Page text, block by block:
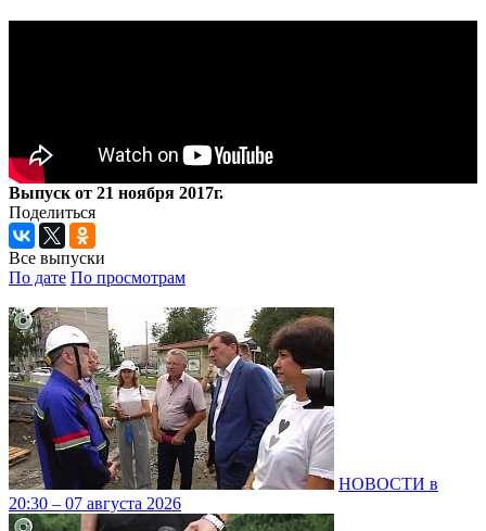
Выпуск от 21 ноября 2017г.
Поделиться
Все выпуски
По дате По просмотрам
НОВОСТИ в
20:30 – 07 августа 2026